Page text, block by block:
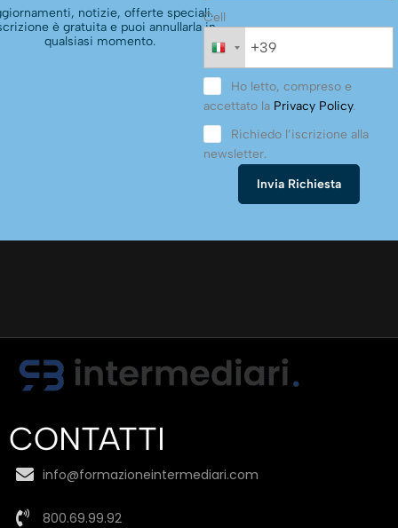
notizie, offerte speciali.
è gratuita e puoi annullarla in
qualsiasi momento.
Cell
Ho letto, compreso e
accettato la Privacy Policy.
Richiedo l’iscrizione alla
newsletter.
CONTATTI
info@formazioneintermediari.com
800.69.99.92